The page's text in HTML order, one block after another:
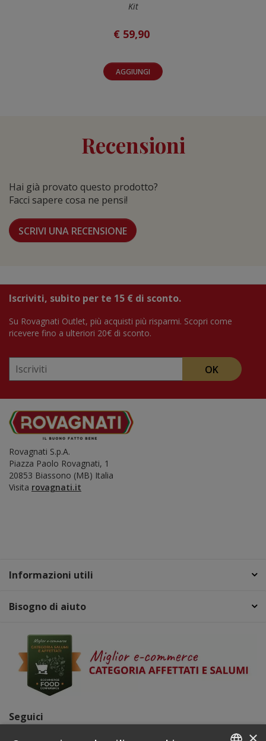
Kit
€ 59,90
AGGIUNGI
Recensioni
Hai già provato questo prodotto?
Facci sapere cosa ne pensi!
SCRIVI UNA RECENSIONE
Iscriviti, subito per te 15 € di sconto.
Su Rovagnati Outlet, più acquisti più risparmi. Scopri come
ricevere fino a ulteriori 20€ di sconto.
OK
Rovagnati S.p.A.
Piazza Paolo Rovagnati, 1
20853 Biassono (MB) Italia
​Visita rovagnati.it
Informazioni utili
Bisogno di aiuto
Seguici